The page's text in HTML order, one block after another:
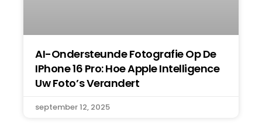
AI-Ondersteunde Fotografie Op De
IPhone 16 Pro: Hoe Apple Intelligence
Uw Foto’s Verandert
september 12, 2025